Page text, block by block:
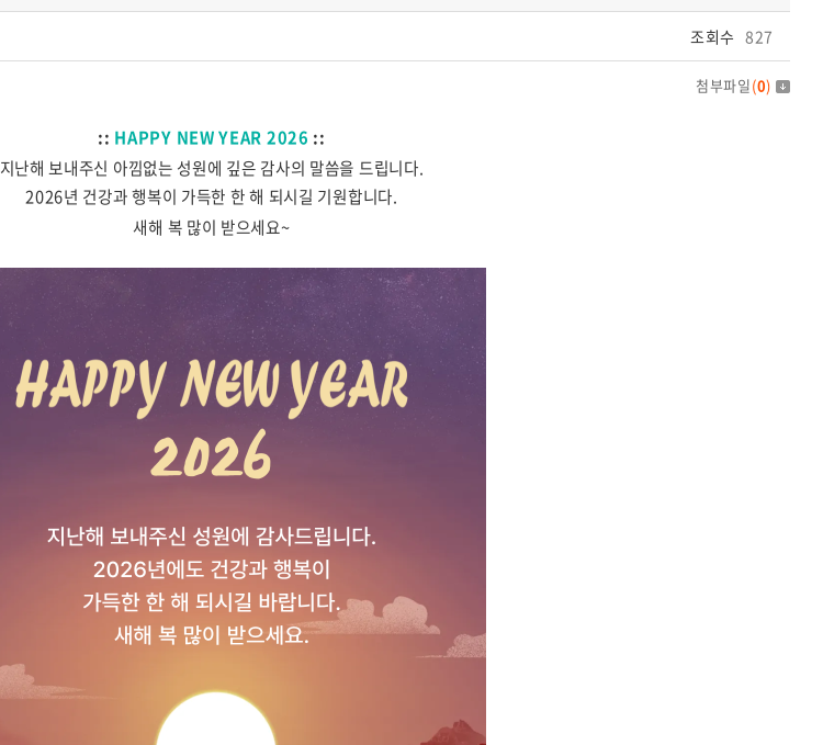
조회수 827
첨부파일(0)
:: HAPPY NEW YEAR 2026 ::
지난해 보내주신 아낌없는 성원에 깊은 감사의 말씀을 드립니다.
2026년 건강과 행복이 가득한 한 해 되시길 기원합니다.
새해 복 많이 받으세요~